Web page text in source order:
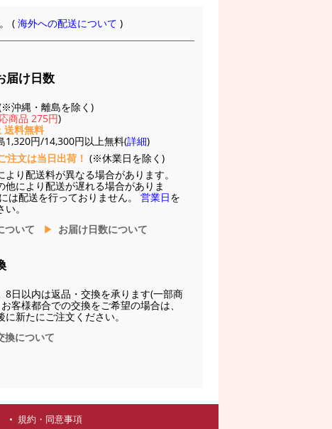
(海外への配送について )
届け日数
沖縄・離島を除く)
商品 275円)
送料無料
1,320円/14,300円以上無料(詳細)
注文は当日出荷！ (※休業日を除く)
より配送料が異なる場合があります。
他により配送が遅れる場合がありま
は配送を行っておりません。 営業日を
。
ついて
お届け日数について
8日以内は返品・交換を承ります(一部商
客様都合での交換をご希望の場合は、
に新たにご注文ください。
換について
規約・同意事項